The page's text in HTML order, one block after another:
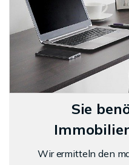
Sie
Wir ermitteln den